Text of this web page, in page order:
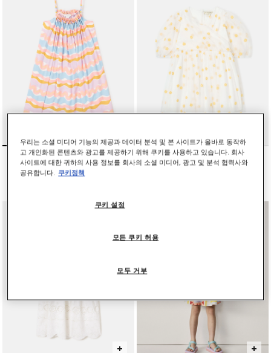
스트라이프 티어드 맥시 드
레스
인하 전 가격:
₩285,000인하된 가격:
₩171,000
플로럴 프린트 퍼프 슬리브
드레스
우리는 소셜 미디어 기능의 제공과 데이터 분석 및 본 사이트가 올바로 동작하
고 개인화된 콘텐츠와 광고를 제공하기 위해 쿠키를 사용하고 있습니다. 회사
사이트에 대한 귀하의 사용 정보를 회사의 소셜 미디어, 광고 및 분석 협력사와
공유합니다.
쿠키정책
쿠키 설정
모두 거부
모든 쿠키 허용